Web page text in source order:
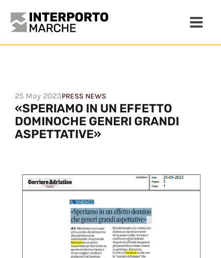
25 May 2023PRESS NEWS
«SPERIAMO IN UN EFFETTO
DOMINOCHE GENERI GRANDI
ASPETTATIVE»